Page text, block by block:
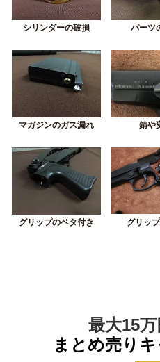
シリンダーの破損 パーツ
マガジンのガス漏れ 錆や
グリップのベタ付き グリッ
最大15万
まとめ売りキ